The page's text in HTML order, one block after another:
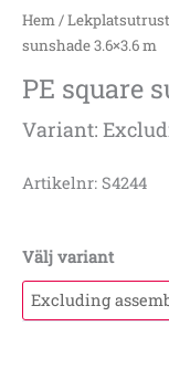
Hem/
sunshade 3.6×3.6 m
PE square
Variant:
Artikelnr: S4244
Välj variant